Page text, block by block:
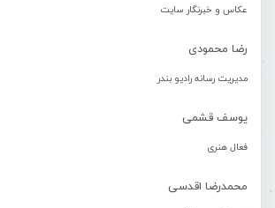
عکاس و خبرنگار سایت
رضا محمودی
مدیریت رسانه رادیو بندر
یوسف قشمی
فعال هنری
محمدرضا اقدسی